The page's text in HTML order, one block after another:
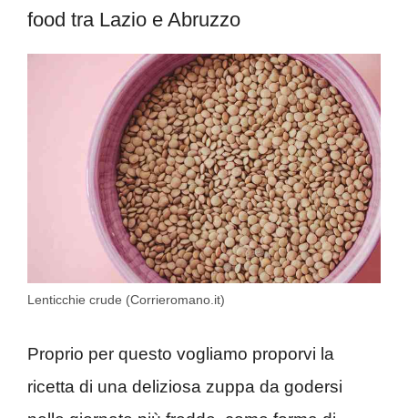
food tra Lazio e Abruzzo
Lenticchie crude (Corrieromano.it)
Proprio per questo vogliamo proporvi la
ricetta di una deliziosa zuppa da godersi